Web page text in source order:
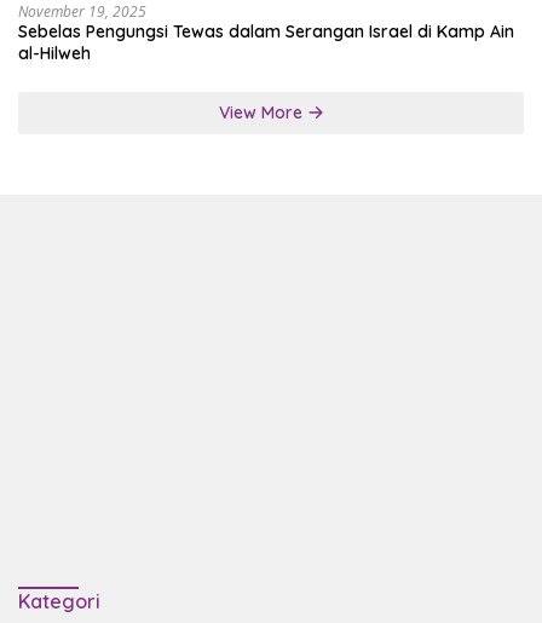
November 19, 2025
Sebelas Pengungsi Tewas dalam Serangan Israel di Kamp Ain
al-Hilweh
View More
Kategori